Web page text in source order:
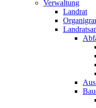
Verwaltung
Landrat